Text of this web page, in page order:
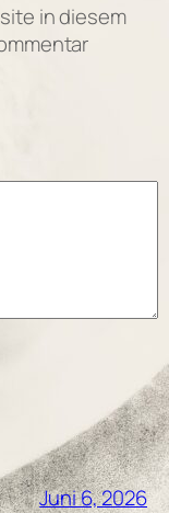
in diesem
Juni 6, 2026